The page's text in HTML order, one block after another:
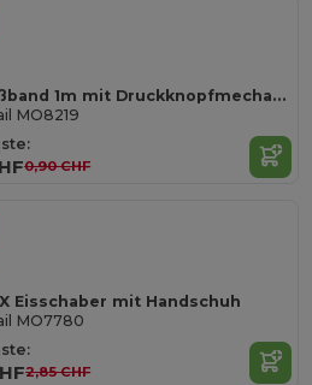
JEN Maßband 1m mit Druckknopfmechanismus
MO8219
0,90 CHF
Eisschaber mit Handschuh
MO7780
2,85 CHF